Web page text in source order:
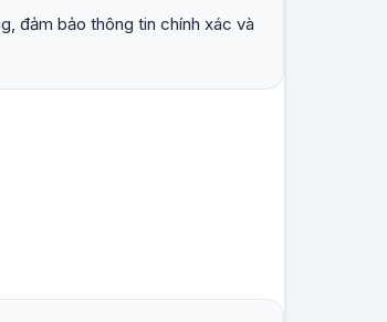
đảm bảo thông tin chính xác và